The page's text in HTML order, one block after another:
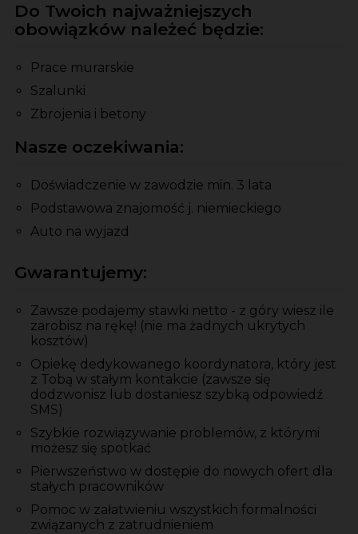
Do Twoich najważniejszych
obowiązków należeć będzie:
Prace murarskie
Szalunki
Zbrojenia i betony
Nasze oczekiwania:
Doświadczenie w zawodzie min. 3 lata
Podstawowa znajomość j. niemieckiego
Auto na wyjazd
Gwarantujemy:
Zawsze podajemy stawki netto - z góry wiesz ile
zarobisz na rękę! (nie ma żadnych ukrytych
kosztów)
Opiekę dedykowanego koordynatora, który jest
z Tobą w stałym kontakcie (zawsze się
dodzwonisz lub dostaniesz szybką odpowiedź
SMS)
Szybkie rozwiązywanie problemów, z którymi
możesz się spotkać
Pierwszeństwo w dostępie do nowych ofert dla
stałych pracowników
Pomoc w załatwieniu wszystkich formalności
związanych z zatrudnieniem